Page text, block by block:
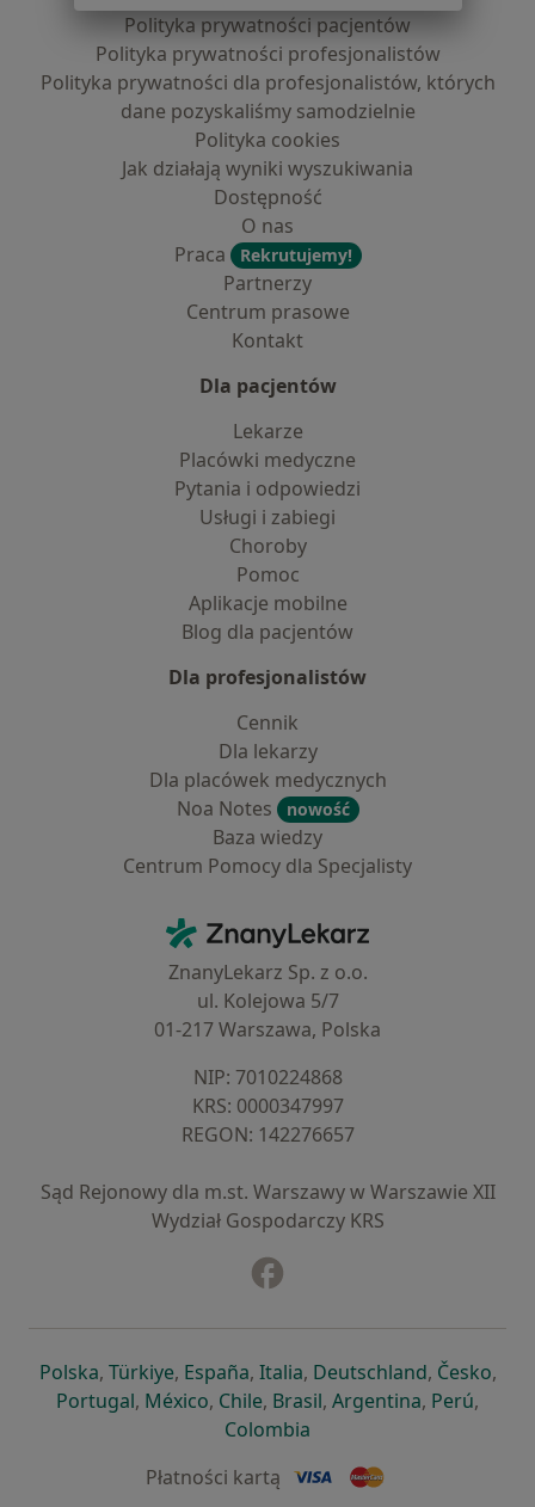
Polityka prywatności pacjentów
Polityka prywatności profesjonalistów
Polityka prywatności dla profesjonalistów, których
dane pozyskaliśmy samodzielnie
Polityka cookies
Jak działają wyniki wyszukiwania
Dostępność
O nas
Praca
Rekrutujemy!
Partnerzy
Centrum prasowe
Kontakt
Dla pacjentów
Lekarze
Placówki medyczne
Pytania i odpowiedzi
Usługi i zabiegi
Choroby
Pomoc
Aplikacje mobilne
Blog dla pacjentów
Dla profesjonalistów
Cennik
Dla lekarzy
Dla placówek medycznych
Noa Notes
nowość
Baza wiedzy
Centrum Pomocy dla Specjalisty
ZnanyLekarz - Strona główna
ZnanyLekarz Sp. z o.o.
ul. Kolejowa 5/7
01-217 Warszawa, Polska
NIP: ⁠7010224868
KRS: ⁠0000347997
REGON: ⁠142276657
Sąd Rejonowy dla m.st. Warszawy w Warszawie XII
Wydział Gospodarczy KRS
Polskaotwiera się w nowej karcie
, Türkiyeotwiera się w nowej karcie
, Españaotwiera się w nowej karcie
, Italiaotwiera się w nowej
, Deutschlandotwiera się
, Česko,
Portugalotwiera się w nowej karcie
, Méxicootwiera się w nowej karcie
, Chileotwiera się w nowej karcie
, Brasilotwiera się w nowej
, Argentinaotwiera się
, Perú,
Colombia
Płatności kartą